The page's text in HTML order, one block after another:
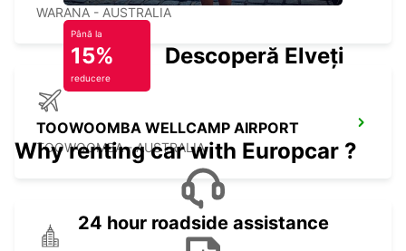
WARANA - AUSTRALIA
TOOWOOMBA WELLCAMP AIRPORT
TOOWOOMBA - AUSTRALIA
Până la
15%
reducere
Descoperă Elveția
Why renting car with Europcar ?
24 hour roadside assistance